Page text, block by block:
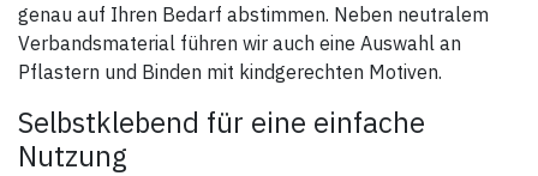
genau auf Ihren Bedarf abstimmen. Neben neutralem
Verbandsmaterial führen wir auch eine Auswahl an
Pflastern und Binden mit kindgerechten Motiven.
Selbstklebend für eine einfache
Nutzung